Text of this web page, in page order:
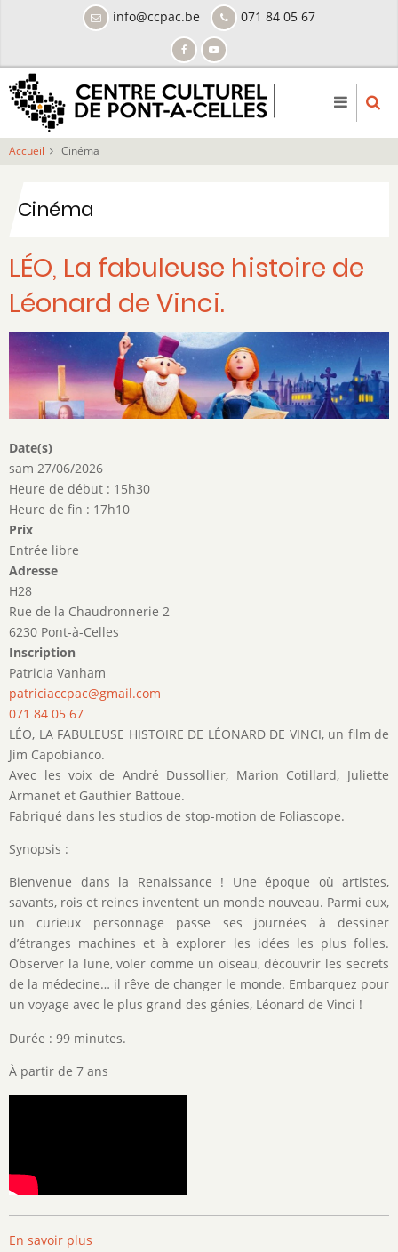
principal
info@ccpac.be 071 84 05 67
Accueil Cinéma
Cinéma
LÉO, La fabuleuse histoire de
Léonard de Vinci.
Date(s)
sam 27/06/2026
Heure de début : 15h30
Heure de fin : 17h10
Prix
Entrée libre
Adresse
H28
Rue de la Chaudronnerie 2
6230 Pont-à-Celles
Inscription
Patricia Vanham
patriciaccpac@gmail.com
071 84 05 67
LÉO, LA FABULEUSE HISTOIRE DE LÉONARD DE VINCI, un film de
Jim Capobianco.
Avec les voix de André Dussollier, Marion Cotillard, Juliette
Armanet et Gauthier Battoue.
Fabriqué dans les studios de stop-motion de Foliascope.
Synopsis :
Bienvenue dans la Renaissance ! Une époque où artistes,
savants, rois et reines inventent un monde nouveau. Parmi eux,
un curieux personnage passe ses journées à dessiner
d’étranges machines et à explorer les idées les plus folles.
Observer la lune, voler comme un oiseau, découvrir les secrets
de la médecine… il rêve de changer le monde. Embarquez pour
un voyage avec le plus grand des génies, Léonard de Vinci !
Durée : 99 minutes.
À partir de 7 ans
En savoir plus